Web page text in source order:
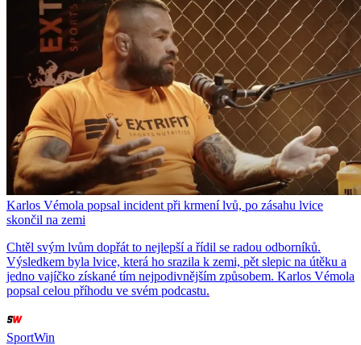
Karlos Vémola popsal incident při krmení lvů, po zásahu lvice
skončil na zemi
Chtěl svým lvům dopřát to nejlepší a řídil se radou odborníků.
Výsledkem byla lvice, která ho srazila k zemi, pět slepic na útěku a
jedno vajíčko získané tím nejpodivnějším způsobem. Karlos Vémola
popsal celou příhodu ve svém podcastu.
SportWin